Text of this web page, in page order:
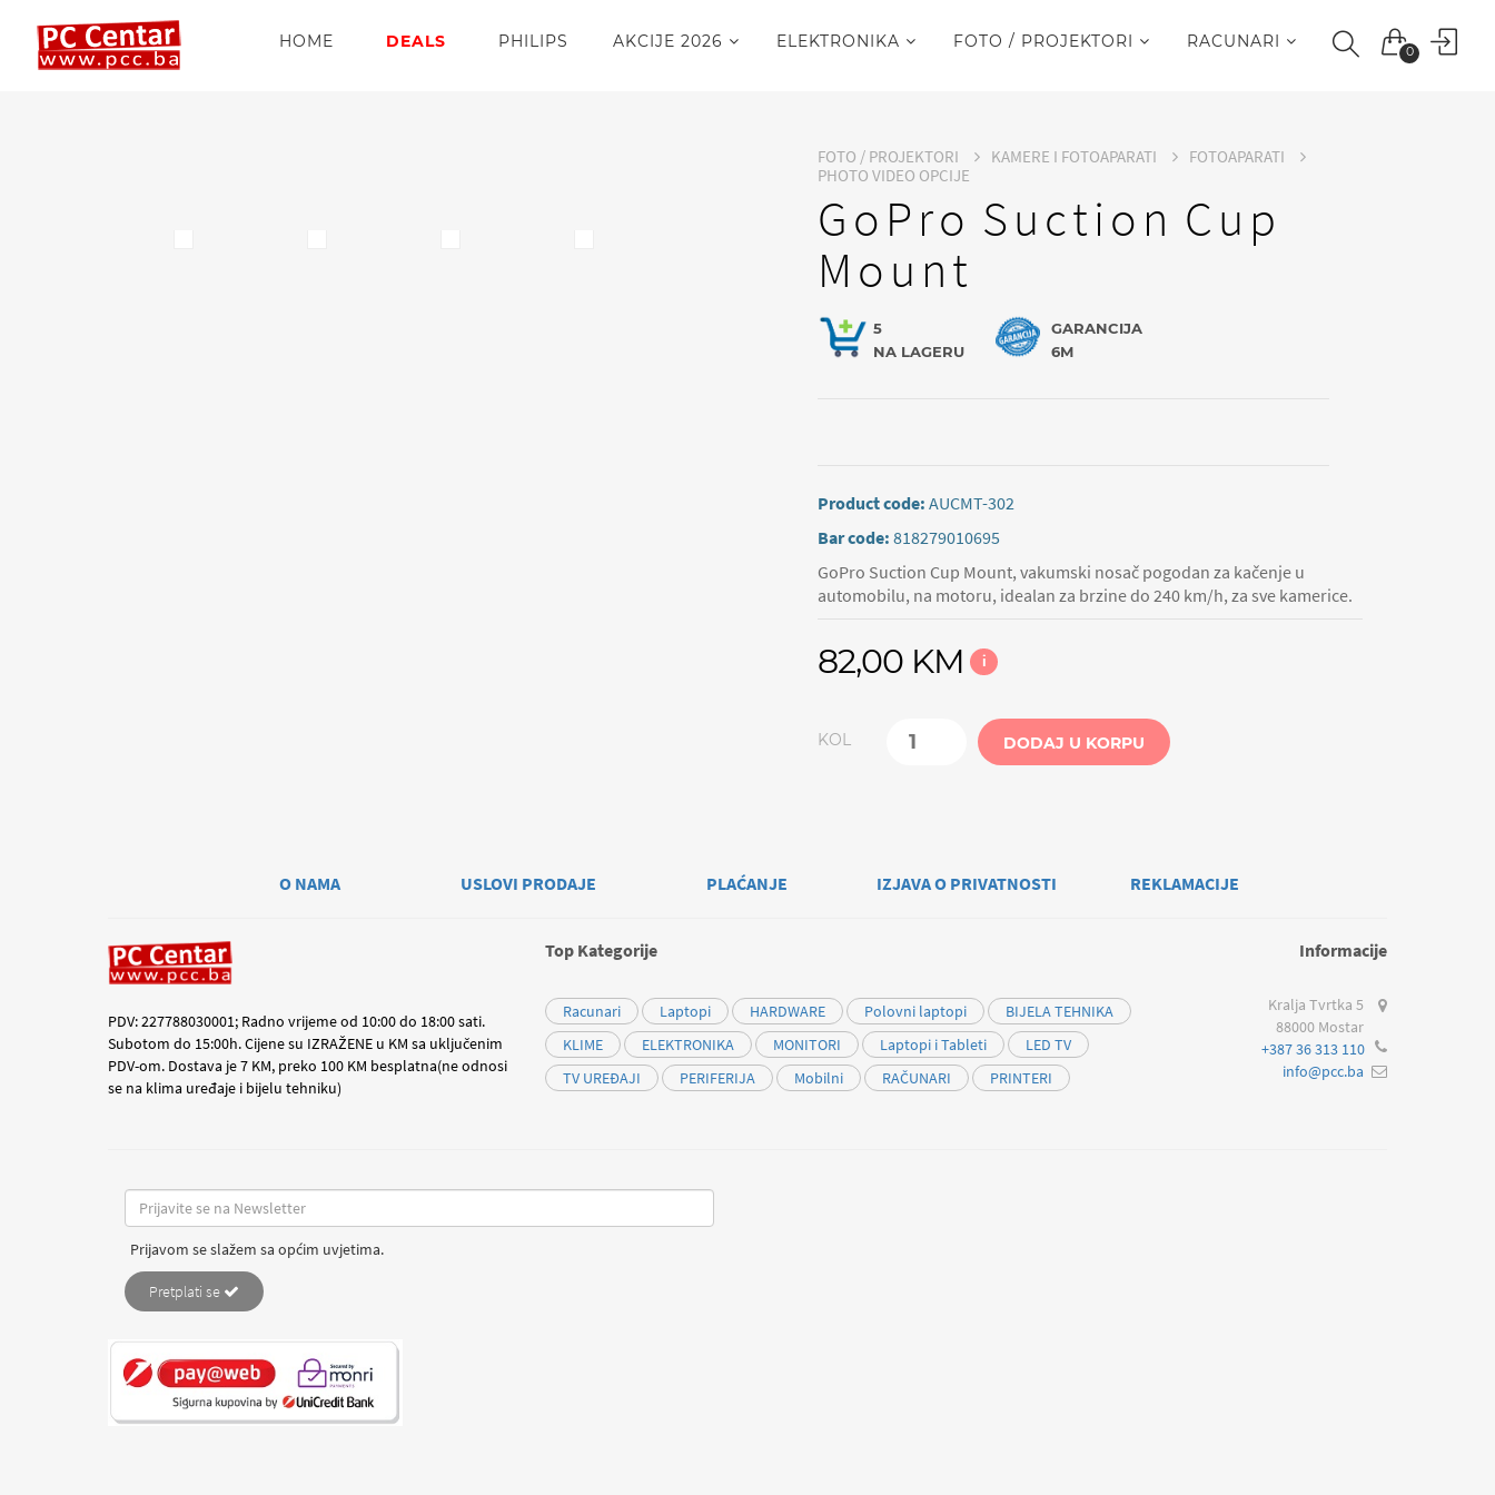
0
HOME DEALS PHILIPS AKCIJE 2026 ELEKTRONIKA FOTO / PROJEKTORI RACUNARI
FOTO / PROJEKTORI KAMERE I FOTOAPARATI
FOTOAPARATI
PHOTO VIDEO OPCIJE
GoPro Suction Cup
Mount
5
NA LAGERU
GARANCIJA
6M
Product code:AUCMT-302
Bar code:818279010695
GoPro Suction Cup Mount, vakumski nosač pogodan za kačenje u
automobilu, na motoru, idealan za brzine do 240 km/h, za sve kamerice.
82,00 KM i
KOL DODAJ U KORPU
O NAMA USLOVI PRODAJE PLAĆANJE IZJAVA O PRIVATNOSTI REKLAMACIJE
PDV: 227788030001; Radno vrijeme od 10:00 do 18:00 sati.
Subotom do 15:00h. Cijene su IZRAŽENE u KM sa uključenim
PDV-om. Dostava je 7 KM, preko 100 KM besplatna(ne odnosi
se na klima uređaje i bijelu tehniku)
Top Kategorije
Racunari Laptopi HARDWARE Polovni laptopi
BIJELA TEHNIKA
KLIME
ELEKTRONIKA MONITORI Laptopi i Tableti
LED TV
TV UREĐAJI
PERIFERIJA Mobilni RAČUNARI PRINTERI
Informacije
Kralja Tvrtka 5
88000 Mostar
+387 36 313 110
info@pcc.ba
Prijavom se slažem sa općim uvjetima.
Pretplati se